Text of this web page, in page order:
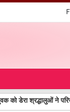
ने परिजनों से